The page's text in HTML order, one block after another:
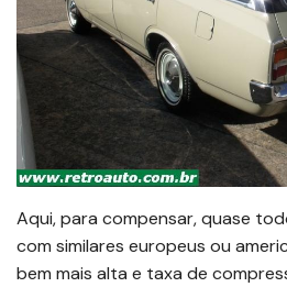
Aqui, para compensar, quase
com similares europeus ou
bem mais alta e taxa de